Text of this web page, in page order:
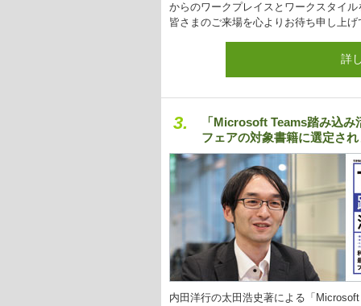
からのワークプレイスとワークスタイ
皆さまのご来場を心よりお待ち申し上
詳
3.
「Microsoft Teams踏み込
フェアの対象書籍に選定さ
内田洋行の太田浩史著による「